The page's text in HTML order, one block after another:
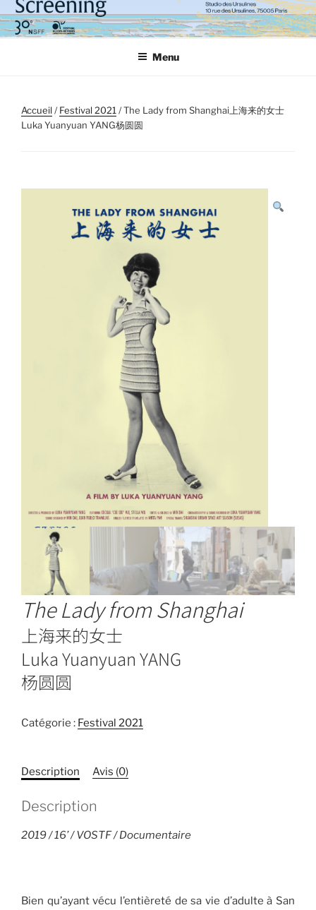
Aller
au
contenu
Menu
Accueil/Festival 2021 / The Lady from Shanghai上海来的女士
Luka Yuanyuan YANG杨圆圆
The Lady from Shanghai
上海来的女士
Luka Yuanyuan YANG
杨圆圆
Catégorie : Festival 2021
Description Avis (0)
Description
2019 / 16’ / VOSTF / Documentaire
Bien qu’ayant vécu l’entièreté de sa vie d’adulte à San